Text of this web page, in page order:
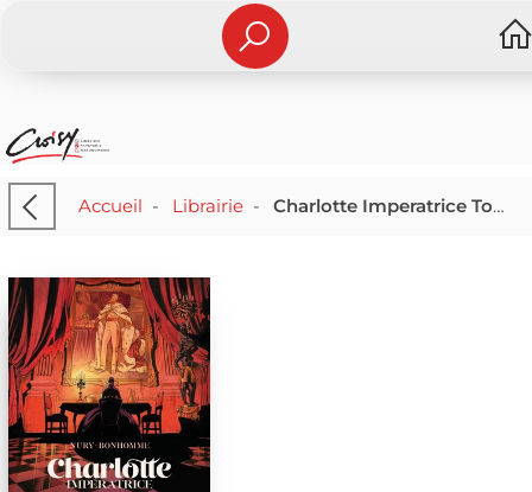
Accueil - Librairie- Charlotte Imperatrice Tome 4 : 60 Ans De Solitude